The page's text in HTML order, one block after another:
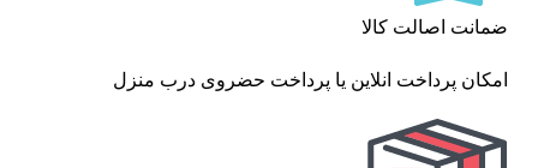
ضمانت اصالت کالا
امکان پرداخت انلاین یا پرداخت حضروی درب منزل